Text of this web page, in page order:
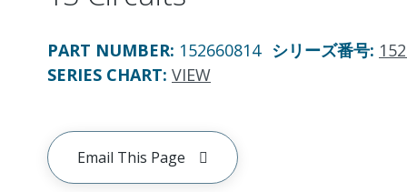
PART NUMBER: 152660814 シリーズ番号:
SERIES CHART: VIEW
Email This Page